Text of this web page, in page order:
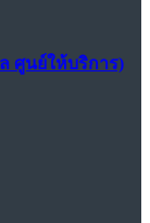
ศูนย์ให้บริการ)